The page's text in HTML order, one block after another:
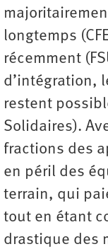
longtemps
récemment
d’intégration,
restent
Solidaires).
fractions des
en péril des
terrain, qui
tout en étant
drastique des